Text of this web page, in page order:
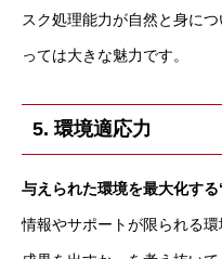
スク処理能力が自然と身に
っては大きな魅力です。
5. 環境適応力
与えられた環境を最大化する
情報やサポートが限られる